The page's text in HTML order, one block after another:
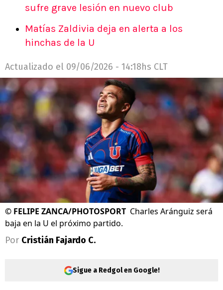
sufre grave lesión en nuevo club
Matías Zaldivia deja en alerta a los
hinchas de la U
Actualizado el 09/06/2026 - 14:18hs CLT
© FELIPE ZANCA/PHOTOSPORT Charles Aránguiz será
baja en la U el próximo partido.
Por Cristián Fajardo C.
Sigue a Redgol en Google!